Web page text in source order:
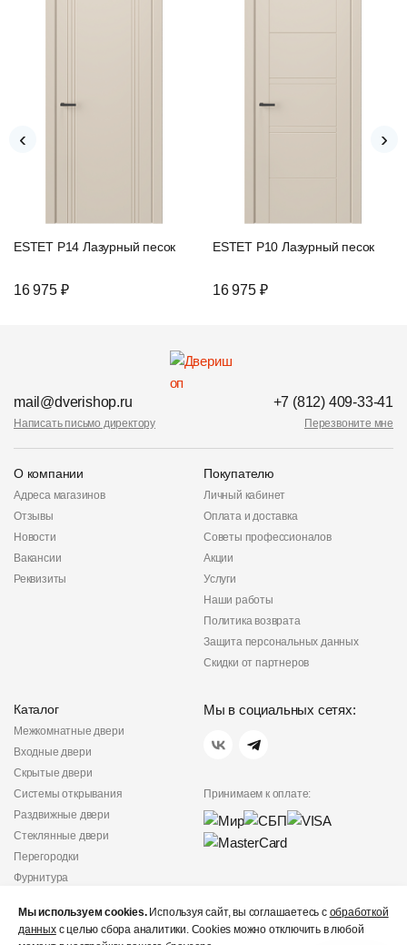
ESTET P14 Лазурный песок
16 975 ₽
ESTET P10 Лазурный песок
16 975 ₽
‹ ›
mail@dverishop.ru
Написать письмо директору
+7 (812) 409-33-41
Перезвоните мне
О компании
Адреса магазинов
Отзывы
Новости
Вакансии
Реквизиты
Покупателю
Личный кабинет
Оплата и доставка
Советы профессионалов
Акции
Услуги
Наши работы
Политика возврата
Защита персональных данных
Скидки от партнеров
Каталог
Межкомнатные двери
Входные двери
Скрытые двери
Системы открывания
Раздвижные двери
Стеклянные двери
Перегородки
Фурнитура
Мы в социальных сетях:
Принимаем к оплате:
конфиденциальности
Не является публичной
Мы используем cookies.Используя сайт, вы соглашаетесь с обработкой
данныхс целью сбора аналитики. Cookies можно отключить в любой